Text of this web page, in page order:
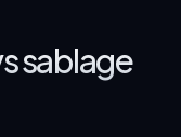
sablage